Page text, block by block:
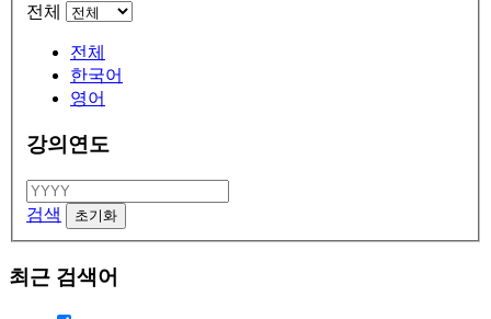
전체
전체
한국어
영어
강의연도
검색
최근 검색어